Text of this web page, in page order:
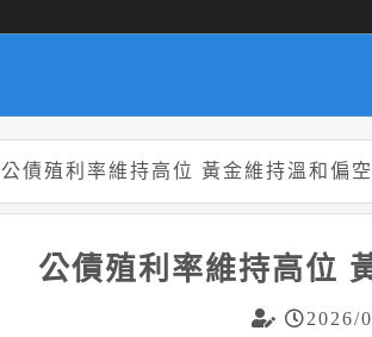
公債殖利率維持高位 黃金維持溫和偏
公債殖利率維持高位
2026/